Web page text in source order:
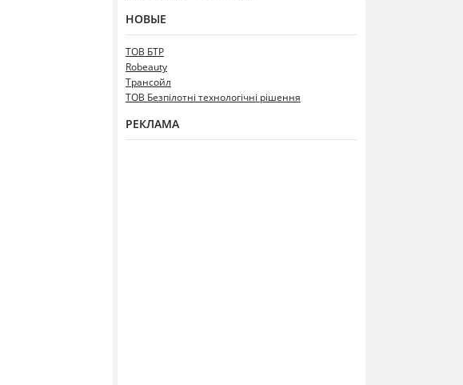
НОВЫЕ
ТОВ БТР
Robeauty
Трансойл
ТОВ Безпілотні технологічні рішення
РЕКЛАМА